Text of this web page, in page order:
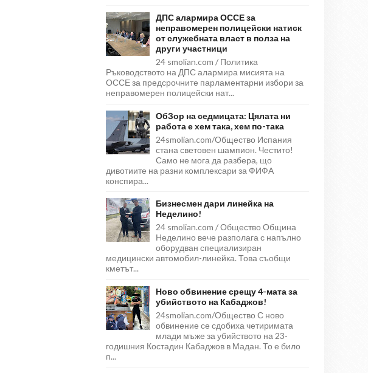
ДПС алармира ОССЕ за
неправомерен полицейски натиск
от служебната власт в полза на
други участници
24 smolian.com / Политика
Ръководството на ДПС алармира мисията на
ОССЕ за предсрочните парламентарни избори за
неправомерен полицейски нат...
ОбЗор на седмицата: Цялата ни
работа е хем така, хем по-така
24smolian.com/Общество Испания
стана световен шампион. Честито!
Само не мога да разбера, що
дивотиите на разни комплексари за ФИФА
конспира...
Бизнесмен дари линейка на
Неделино!
24 smolian.com / Общество Община
Неделино вече разполага с напълно
оборудван специализиран
медицински автомобил-линейка. Това съобщи
кметът...
Ново обвинение срещу 4-мата за
убийството на Кабаджов!
24smolian.com/Общество С ново
обвинение се сдобиха четиримата
млади мъже за убийството на 23-
годишния Костадин Кабаджов в Мадан. То е било
п...